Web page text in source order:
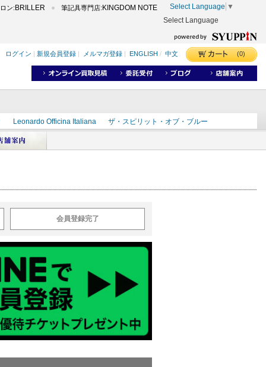
ン: BRILLER 筆記具専門店: KINGDOM NOTE Select Language ▼
Select Language
ログイン 新規会員登録 メルマガ登録 ENGLISH / 中文 (0)
Leonardo Officina Italiana
ザ・スピリット・オブ・ブルー
ラインD
ズ カヴゼットインク スーベレーン
モンブラン
会員登録完了